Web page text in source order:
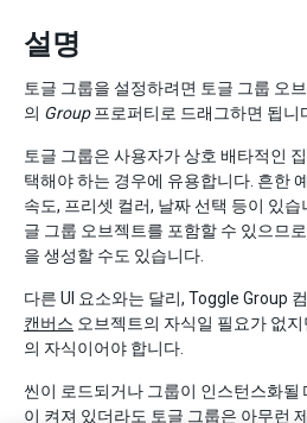
설명
토글 그룹을 설정하려면 토글 그룹 오
의 Group프로퍼티로 드래그하면 됩니
토글 그룹은 사용자가 상호 배타적인
택해야 하는 경우에 유용합니다. 흔한
속도, 프리셋 컬러, 날짜 선택 등이 있
글 그룹 오브젝트를 포함할 수 있으므
을 생성할 수도 있습니다.
다른 UI 요소와는 달리, Toggle Group
캔버스 오브젝트의 자식일 필요가 없
의 자식이어야 합니다.
씬이 로드되거나 그룹이 인스턴스화될
이 켜져 있더라도 토글 그룹은 아무런